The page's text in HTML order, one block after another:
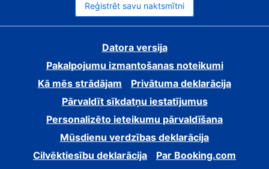
Reģistrēt savu naktsmītni
Datora versija
Pakalpojumu izmantošanas noteikumi
Kā mēs strādājam
Privātuma deklarācija
Pārvaldīt sīkdatņu iestatījumus
Personalizēto ieteikumu pārvaldīšana
Mūsdienu verdzības deklarācija
Cilvēktiesību deklarācija
Par Booking.com